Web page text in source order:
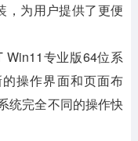
，为用户提供了更便
Win11专业版64位系
操作界面和页面布
统完全不同的操作快